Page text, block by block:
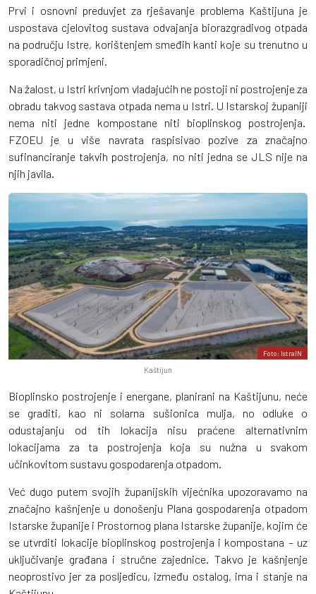
Prvi i osnovni preduvjet za rješavanje problema Kaštijuna je
uspostava cjelovitog sustava odvajanja biorazgradivog otpada
na području Istre, korištenjem smeđih kanti koje su trenutno u
sporadičnoj primjeni.
Na žalost, u Istri krivnjom vladajućih ne postoji ni postrojenje za
obradu takvog sastava otpada nema u Istri. U Istarskoj županiji
nema niti jedne kompostane niti bioplinskog postrojenja.
FZOEU je u više navrata raspisivao pozive za značajno
sufinanciranje takvih postrojenja, no niti jedna se JLS nije na
njih javila.
Foto: IstraIN
Kaštijun
Bioplinsko postrojenje i energane, planirani na Kaštijunu, neće
se graditi, kao ni solarna sušionica mulja, no odluke o
odustajanju od tih lokacija nisu praćene alternativnim
lokacijama za ta postrojenja koja su nužna u svakom
učinkovitom sustavu gospodarenja otpadom.
Već dugo putem svojih županijskih vijećnika upozoravamo na
značajno kašnjenje u donošenju Plana gospodarenja otpadom
Istarske županije i Prostornog plana Istarske županije, kojim će
se utvrditi lokacije bioplinskog postrojenja i kompostana – uz
uključivanje građana i stručne zajednice. Takvo je kašnjenje
neoprostivo jer za posljedicu, između ostalog, ima i stanje na